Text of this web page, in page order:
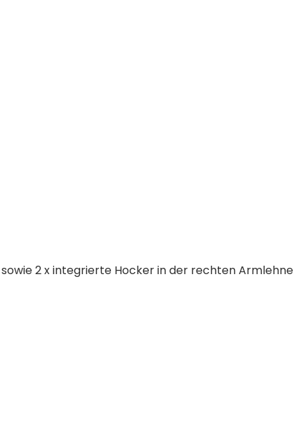
2 x integrierte Hocker in der rechten Armlehne